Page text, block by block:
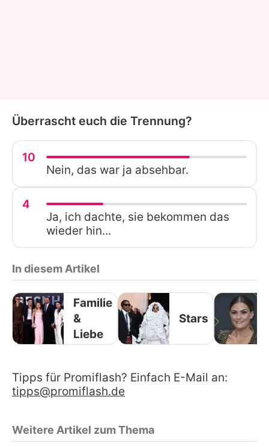
Überrascht euch die Trennung?
10
Nein, das war ja absehbar.
4
Ja, ich dachte, sie bekommen das
wieder hin...
In diesem Artikel
Familie
&
Liebe
Stars
Tipps für Promiflash? Einfach E-Mail an:
tipps@promiflash.de
Weitere Artikel zum Thema